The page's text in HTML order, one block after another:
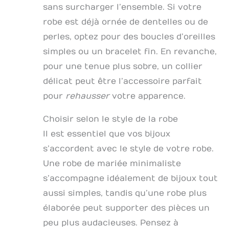
sans surcharger l’ensemble. Si votre
robe est déjà ornée de dentelles ou de
perles, optez pour des boucles d’oreilles
simples ou un bracelet fin. En revanche,
pour une tenue plus sobre, un collier
délicat peut être l’accessoire parfait
pour rehausservotre apparence.
Choisir selon le style de la robe
Il est essentiel que vos bijoux
s’accordent avec le style de votre robe.
Une robe de mariée minimaliste
s’accompagne idéalement de bijoux tout
aussi simples, tandis qu’une robe plus
élaborée peut supporter des pièces un
peu plus audacieuses. Pensez à